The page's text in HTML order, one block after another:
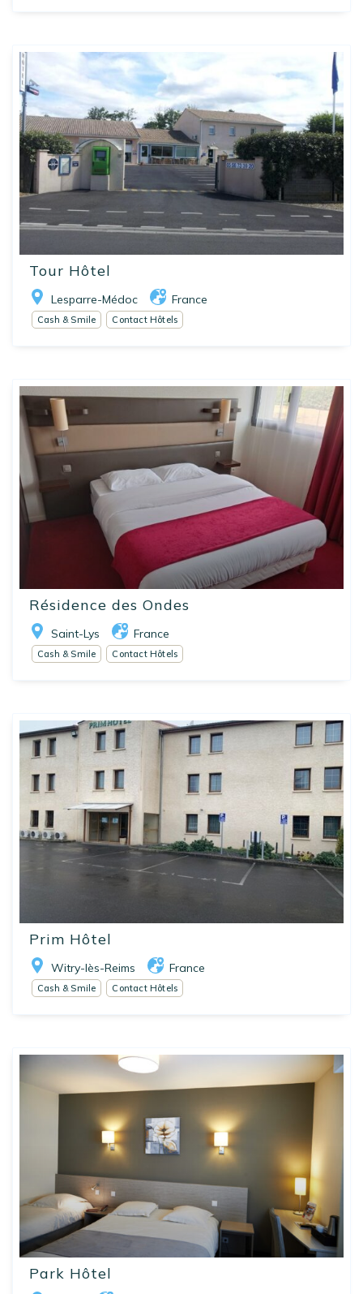
Tour Hôtel
Lesparre-Médoc France
Cash & Smile Contact Hôtels
Résidence des Ondes
Saint-Lys France
Cash & Smile Contact Hôtels
Prim Hôtel
Witry-lès-Reims France
Cash & Smile Contact Hôtels
Park Hôtel